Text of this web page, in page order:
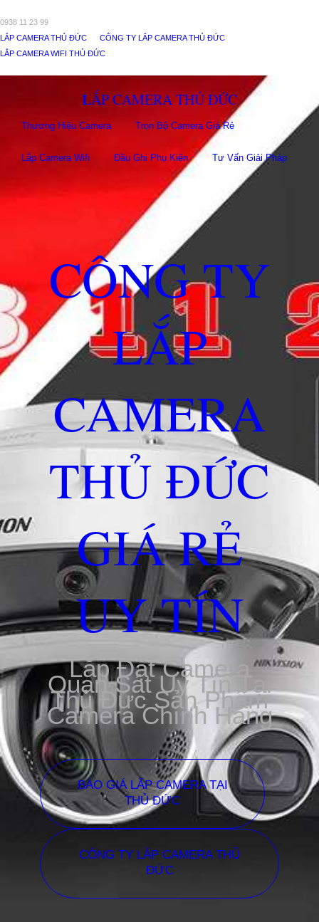
0938 11 23 99
LẮP CAMERA THỦ ĐỨC
CÔNG TY LẮP CAMERA THỦ ĐỨC
LẮP CAMERA WIFI THỦ ĐỨC
LẮP CAMERA THỦ ĐỨC
Thương Hiệu Camera Trọn Bộ Camera Giá Rẻ
Lắp Camera Wifi Đầu Ghi Phụ Kiên Tư Vấn Giải Pháp
CÔNG TY
LẮP
CAMERA
THỦ ĐỨC
GIÁ RẺ
UY TÍN
Lắp Đặt Camera
Quan Sát Uy Tín Tại
Thủ Đức Sản Phẩm
Camera Chính Hãng
BÁO GIÁ LẮP CAMERA TẠI
THỦ ĐỨC
CÔNG TY LẮP CAMERA THỦ
ĐỨC